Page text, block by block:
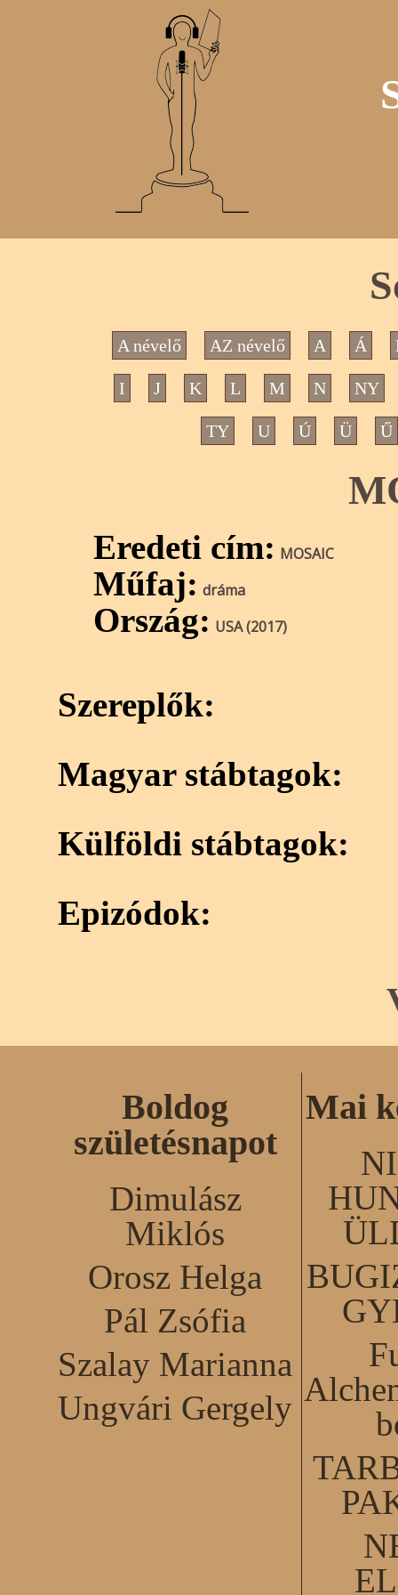
A névelő AZ névelő A Á
I J K L M N NY
TY U Ú Ü Ű
Eredeti cím: MOSAIC
Műfaj: dráma
Ország: USA (2017)
Szereplők:
Magyar stábtagok:
Külföldi stábtagok:
Epizódok:
Boldog
születésnapot
Dimulász
Miklós
Orosz Helga
Pál Zsófia
Szalay Marianna
Ungvári Gergely
Mai